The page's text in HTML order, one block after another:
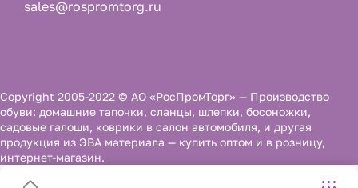
sales@rospromtorg.ru
Copyright 2005-2022 © АО «РосПромТорг» — Производство
обуви: домашние тапочки, сланцы, шлепки, босоножки,
садовые галоши, коврики в салон автомобиля, и другая
продукция из ЭВА материала — купить оптом и в розницу,
интернет-магазин.